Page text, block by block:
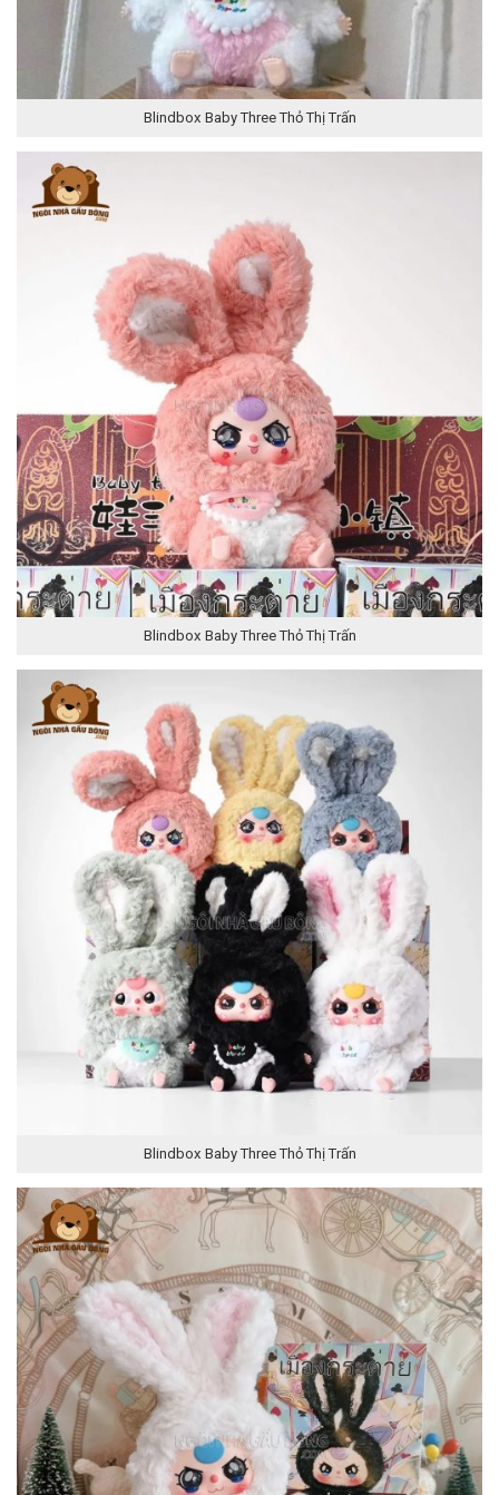
Blindbox Baby Three Thỏ Thị Trấn
Blindbox Baby Three Thỏ Thị Trấn
Blindbox Baby Three Thỏ Thị Trấn